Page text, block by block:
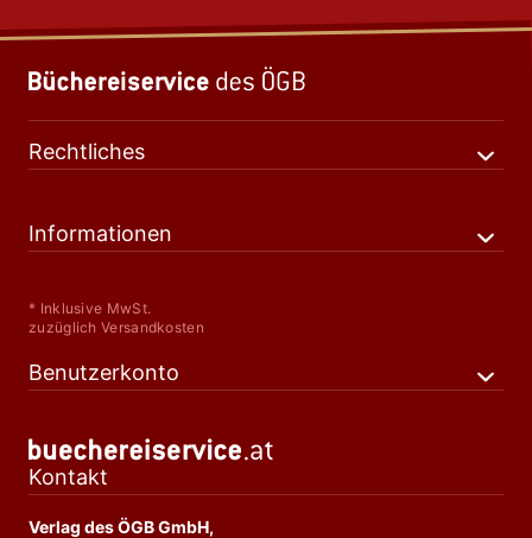
Rechtliches
Informationen
* Inklusive MwSt.
zuzüglich Versandkosten
Benutzerkonto
Kontakt
Verlag des ÖGB GmbH,